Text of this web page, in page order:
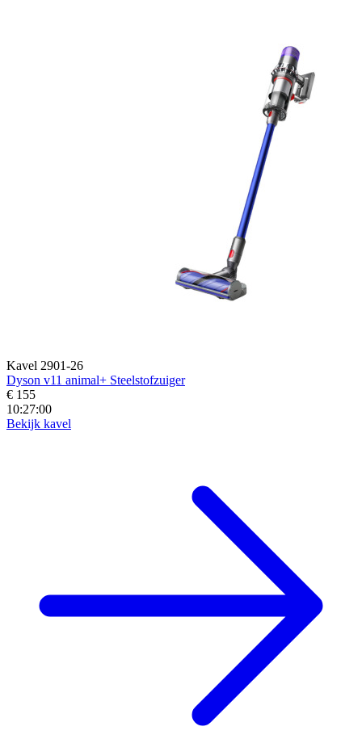
Kavel 2901-26
Dyson v11 animal+ Steelstofzuiger
€ 155
10:26:58
Bekijk kavel